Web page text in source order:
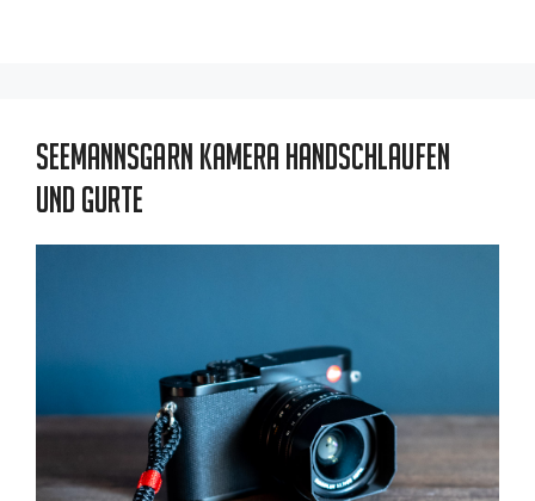
Seemannsgarn Kamera Handschlaufen
und Gurte